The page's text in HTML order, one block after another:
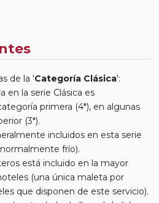
de la 'Categoría Clásica':
en la serie Clásica es
primera (4*), en algunas
(3*).
incluidos en esta serie
frío).
está incluido en la mayor
(una única maleta por
que disponen de este servicio).